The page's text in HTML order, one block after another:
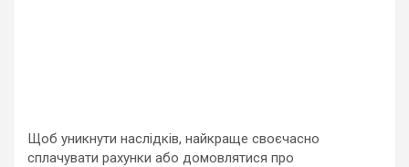
Щоб уникнути наслідків, найкраще своєчасно
сплачувати рахунки або домовлятися про